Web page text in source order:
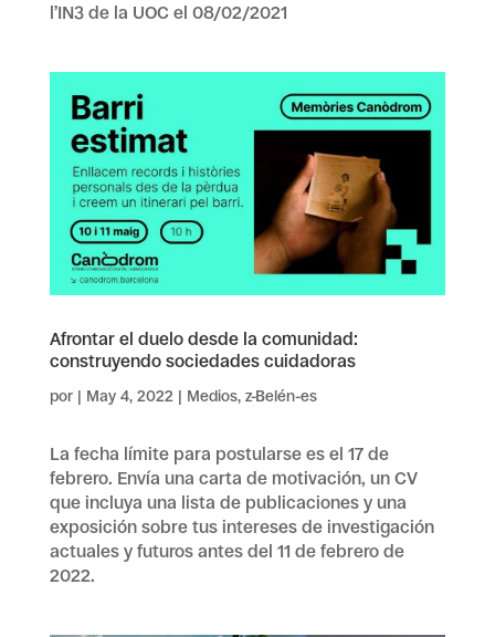
l’IN3 de la UOC el 08/02/2021
Afrontar el duelo desde la comunidad:
construyendo sociedades cuidadoras
por | May 4, 2022 | Medios, z-Belén-es
La fecha límite para postularse es el 17 de
febrero. Envía una carta de motivación, un CV
que incluya una lista de publicaciones y una
exposición sobre tus intereses de investigación
actuales y futuros antes del 11 de febrero de
2022.